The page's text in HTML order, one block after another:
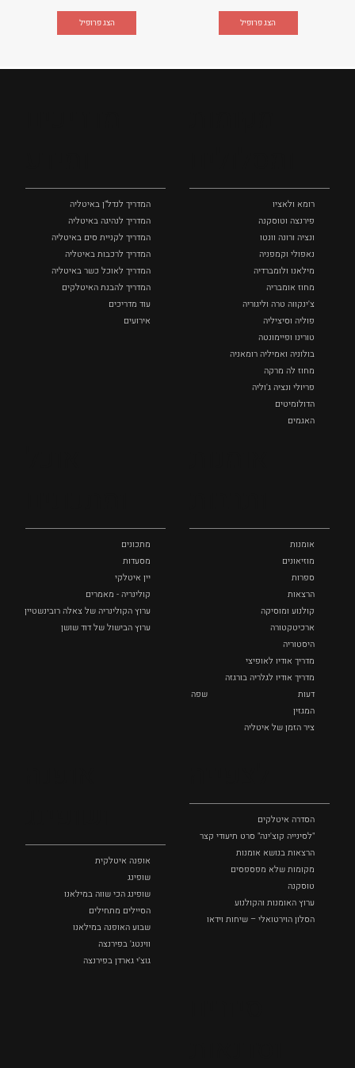
הצג פרופיל הצג פרופיל
רומא ולאציו
פירנצה וטוסקנה ‏
ונציה ורונה וונטו
נאפולי‏ וקמפניה
מילאנו ולומברדיה
מחוז אומבריה
צ'ינקווה טרה וליגוריה
פוליה וסיציליה ‏
טורינו ופיימונטה
בולוניה ואמיליה רומאניה
מחוז לה מרקה
פריולי ונציה ג'וליה
הדולומיטים
האגמים
המדריך לנדל"ן באיטליה
המדריך לנהיגה באיטליה
המדריך לקניית סים באיטליה
המדריך לרכבות באיטליה
המדריך לאוכל כשר באיטליה
המדריך להבנת האיטלקים
עוד מדריכים
אירועים
אומנות
מוזיאונים
ספרות
הרצאות
קולנוע ומוסיקה
ארכיטקטורה
היסטוריה
מדריך אודיו לאופיצי
מדריך אודיו לגלריה בורגזה
דעות
שפה
המגזין
ציר הזמן של איטליה
מתכונים
מסעדות
יין איטלקי
קולינריה - מאמרים
ערוץ הקולינריה של צאלה רובינשטיין
ערוץ הבישול של דוד שושן
הסדרה איטלקים
"לסינייה קוצ'ינה" סרט תיעודי קצר
הרצאות בנושא אומנות
מקומות שלא מפספסים
טוסקנה
ערוץ האומנות והקולנוע
הסלון הוירטואלי – שיחות וידאו
אופנה איטלקית
שופינג
שופינג הכי שווה במילאנו
הסיילים מתחילים
שבוע האופנה במילאנו
ווינטג' בפירנצה
גוצ'י גארדן בפירנצה